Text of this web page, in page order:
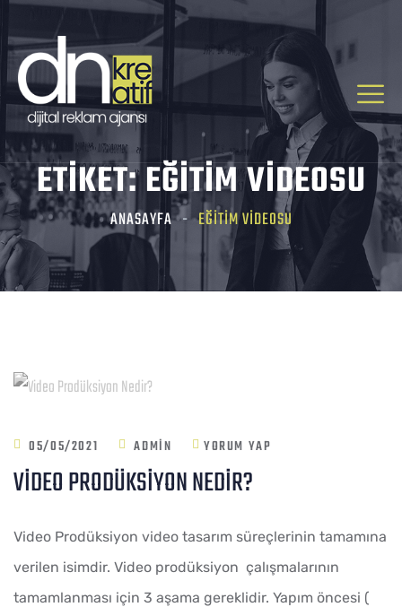
ETIKET:EĞITIM VIDEOSU
ANASAYFA EĞITIM VIDEOSU
05/05/2021 ADMIN YORUM YAP
VIDEO PRODÜKSIYON NEDIR?
Video Prodüksiyon video tasarım süreçlerinin tamamına
verilen isimdir. Video prodüksiyon çalışmalarının
tamamlanması için 3 aşama gereklidir. Yapım öncesi (